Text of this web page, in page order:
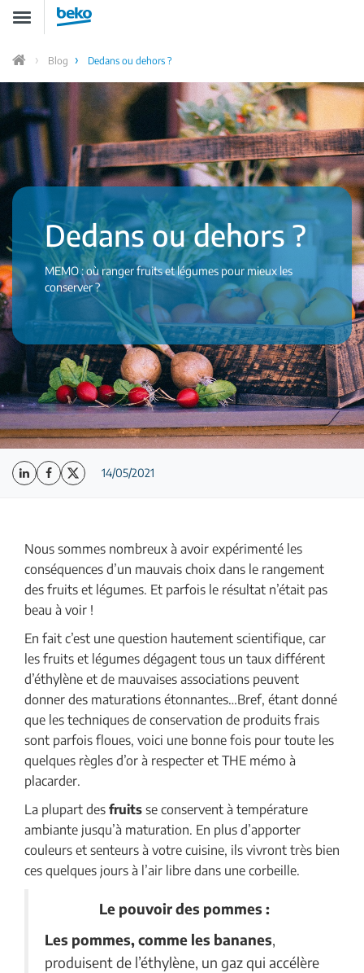
principal
Toggle
navigation
Accueil
Blog Dedans ou dehors ?
Dedans ou dehors ?
MEMO : où ranger fruits et légumes pour mieux les
conserver ?
14/05/2021
Nous sommes nombreux à avoir expérimenté les
conséquences d’un mauvais choix dans le rangement
des fruits et légumes. Et parfois le résultat n’était pas
beau à voir !
En fait c’est une question hautement scientifique, car
les fruits et légumes dégagent tous un taux différent
d’éthylène et de mauvaises associations peuvent
donner des maturations étonnantes…Bref, étant donné
que les techniques de conservation de produits frais
sont parfois floues, voici une bonne fois pour toute les
quelques règles d’or à respecter et THE mémo à
placarder.
La plupart des fruits se conservent à température
ambiante jusqu’à maturation. En plus d’apporter
couleurs et senteurs à votre cuisine, ils vivront très bien
ces quelques jours à l’air libre dans une corbeille.
Le pouvoir des pommes :
Les pommes, comme les bananes,
produisent de l’éthylène, un gaz qui accélère